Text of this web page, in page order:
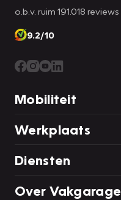
o.b.v. ruim 191.018 reviews
9.2/10
Mobiliteit
Werkplaats
Diensten
Over Vakgarage